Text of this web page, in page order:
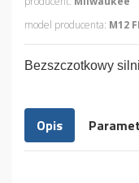
model producenta: M12
Bezszczotkowy
Opis